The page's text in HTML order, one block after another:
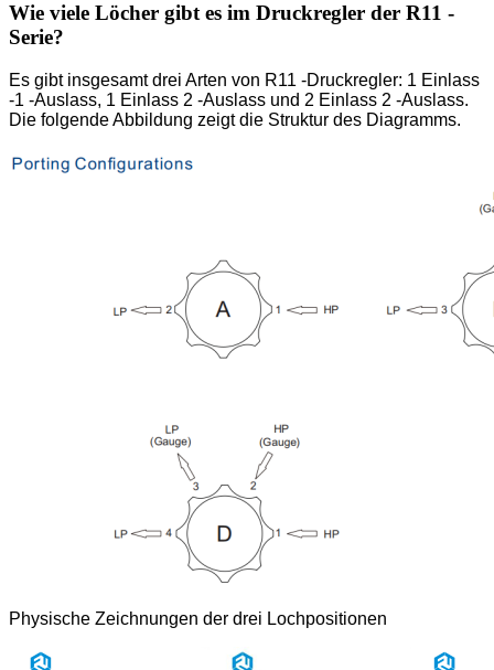
Wie viele Löcher gibt es im Druckregler der R11 -
Serie?
Es gibt insgesamt drei Arten von R11 -Druckregler: 1 Einlass
-1 -Auslass, 1 Einlass 2 -Auslass und 2 Einlass 2 -Auslass.
Die folgende Abbildung zeigt die Struktur des Diagramms.
Physische Zeichnungen der drei Lochpositionen